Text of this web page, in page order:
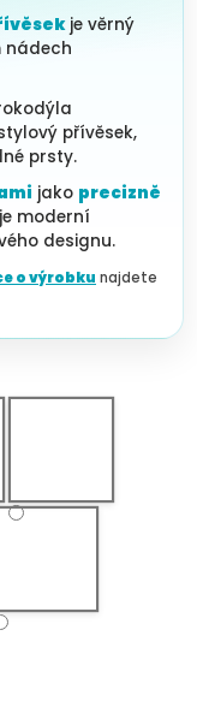
je věrný
nádech
přívěsek,
prsty.
jako precizně
moderní
designu.
o výrobku najdete